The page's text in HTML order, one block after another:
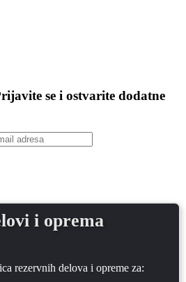
se i ostvarite dodatne
i oprema
rezervnih delova i opreme za: